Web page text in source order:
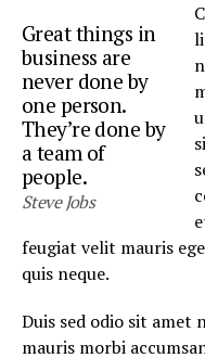
Great things in
business are
never done by
one person.
They’re done by
a team of
people.
Steve Jobs
feugiat velit mauris
quis neque.
Duis sed odio sit amet
mauris morbi